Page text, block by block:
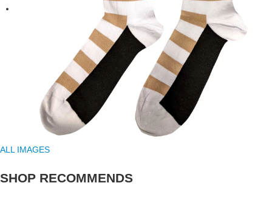
ALL IMAGES
SHOP RECOMMENDS